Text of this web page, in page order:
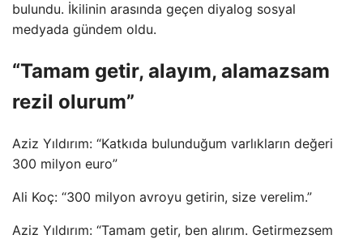
bulundu. İkilinin arasında geçen diyalog sosyal
medyada gündem oldu.
“Tamam getir, alayım, alamazsam
rezil olurum”
Aziz Yıldırım: “Katkıda bulunduğum varlıkların değeri
300 milyon euro”
Ali Koç: “300 milyon avroyu getirin, size verelim.”
Aziz Yıldırım: “Tamam getir, ben alırım. Getirmezsem